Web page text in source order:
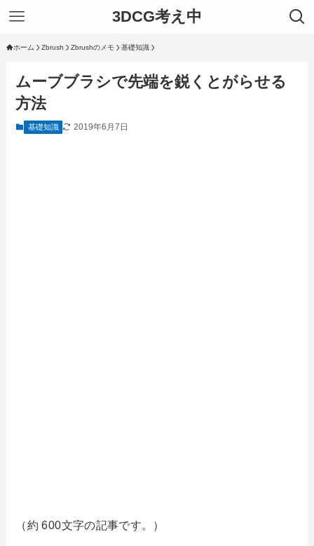
3DCG考え中
ホーム Zbrush Zbrushのメモ 基礎知識
ムーブブラシで先端を鋭くとがらせる
方法
基礎知識 2019年6月7日
（約 600文字の記事です。）